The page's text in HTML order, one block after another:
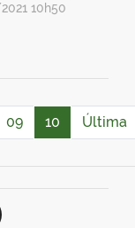
10h50
09 10 Última